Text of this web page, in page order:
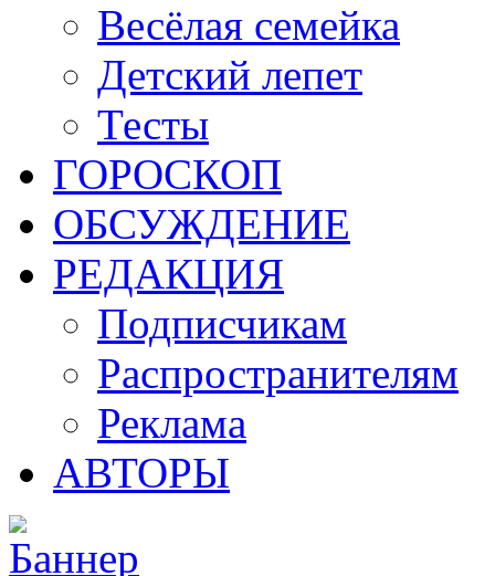
Весёлая семейка
Детский лепет
Тесты
ГОРОСКОП
ОБСУЖДЕНИЕ
РЕДАКЦИЯ
Подписчикам
Распространителям
Реклама
АВТОРЫ